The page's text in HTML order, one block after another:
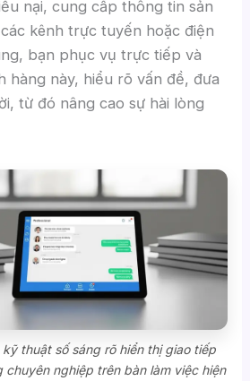
nại, cung cấp thông tin sản
kênh trực tuyến hoặc điện
bạn phục vụ trực tiếp và
hàng này, hiểu rõ vấn đề, đưa
từ đó nâng cao sự hài lòng
kỹ thuật số sáng rõ hiển thị giao tiếp
chuyên nghiệp trên bàn làm việc hiện